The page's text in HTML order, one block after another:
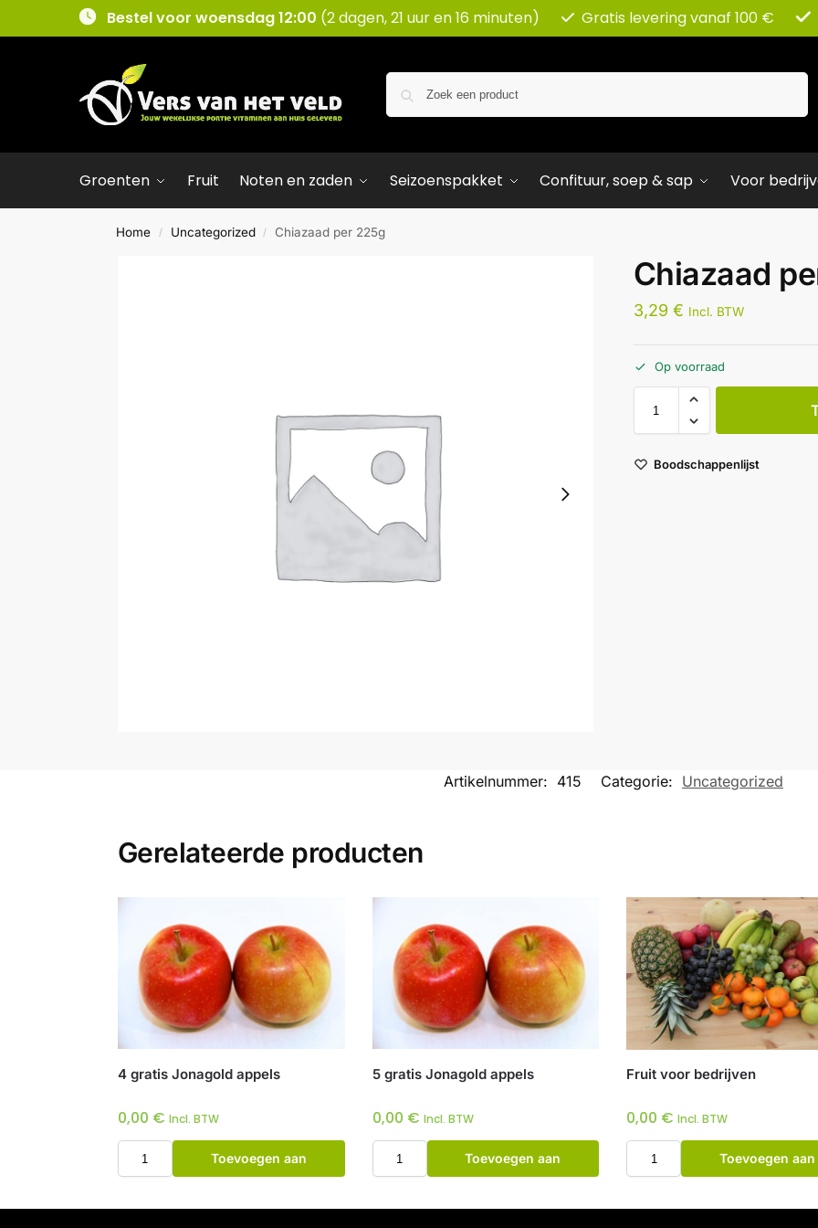
Bestel voor woensdag 12:00 (2 dagen, 21 uur en 16 minuten) Gratis levering vanaf 100 €
Groenten Fruit Noten en zaden Seizoenspakket Confituur, soep & sap Voor
Home / Uncategorized / Chiazaad per 225g
Chiazaad
3,29 € Incl. BTW
Op voorraad
Boodschappenlijst
Artikelnummer: 415 Categorie: Uncategorized
Gerelateerde producten
4 gratis Jonagold appels
0,00 € Incl. BTW
Toevoegen aan
5 gratis Jonagold appels
0,00 € Incl. BTW
Toevoegen aan
Fruit voor bedrijven
0,00 € Incl. BTW
Toevoegen aan